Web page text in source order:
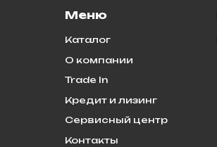
Меню
Каталог
О компании
Trade In
Кредит и лизинг
Сервисный центр
Контакты